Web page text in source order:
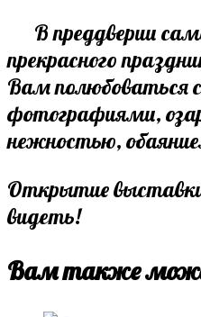
В преддверии
прекрасного
Вам полюбоваться
фотографиями,
нежностью,
Открытие выставки
видеть!
Вам также